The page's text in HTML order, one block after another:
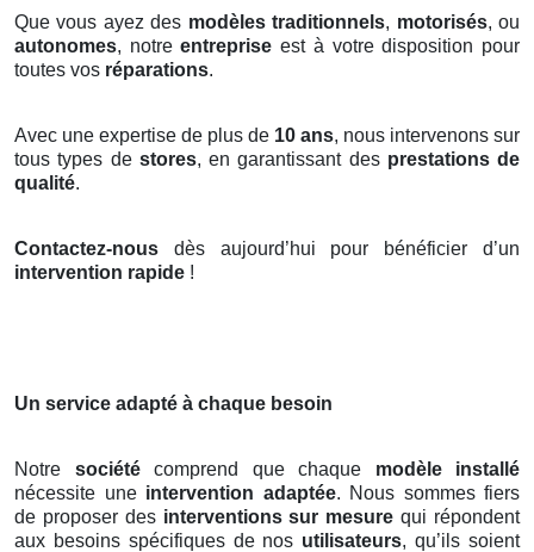
Que vous ayez des modèles traditionnels, motorisés, ou
autonomes, notreentreprise est à votre disposition pour
toutes vos réparations.
Avec une expertise de plus de 10 ans, nous intervenons sur
tous types de stores, en garantissant des prestations de
qualité.
Contactez-nous dès aujourd’hui pour bénéficier d’un
intervention rapide !
Un service adapté à chaque besoin
Notre sociétécomprend que chaque modèle installé
nécessite une intervention adaptée. Nous sommes fiers
de proposer des interventions sur mesure qui répondent
aux besoins spécifiques de nos utilisateurs, qu’ils soient